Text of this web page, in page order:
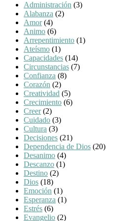
Administración (3)
Alabanza (2)
Amor(4)
Animo (6)
Arrepentimiento (1)
Ateísmo (1)
Capacidades (14)
Circunstancias (7)
Confianza (8)
Corazón (2)
Creatividad (5)
Crecimiento (6)
Creer(2)
Cuidado (3)
Cultura (3)
Decisiones (21)
Dependencia de Dios (20)
Desanimo (4)
Descanzo (1)
Destino (2)
Dios (18)
Emoción (1)
Esperanza (1)
Estrés (6)
Evangelio (2)